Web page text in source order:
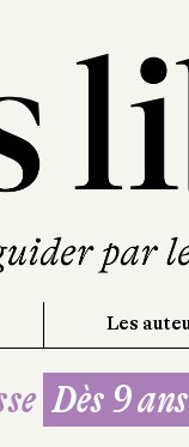
Les
Dès 9 ans